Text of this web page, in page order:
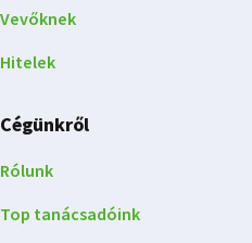
Vevőknek
Hitelek
Cégünkről
Rólunk
Top tanácsadóink